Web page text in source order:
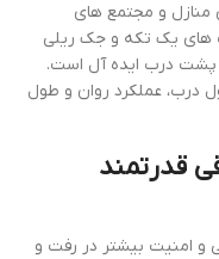
منازل و مجتمع های
های یک تکه و جک ریلی
درب ایده آل است.
درب، عملکرد روان و طول
قدرتمند
و امنیت بیشتر در رفت و